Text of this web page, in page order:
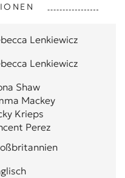
Lenkiewicz
Lenkiewicz
Shaw
Mackey
Krieps
Perez